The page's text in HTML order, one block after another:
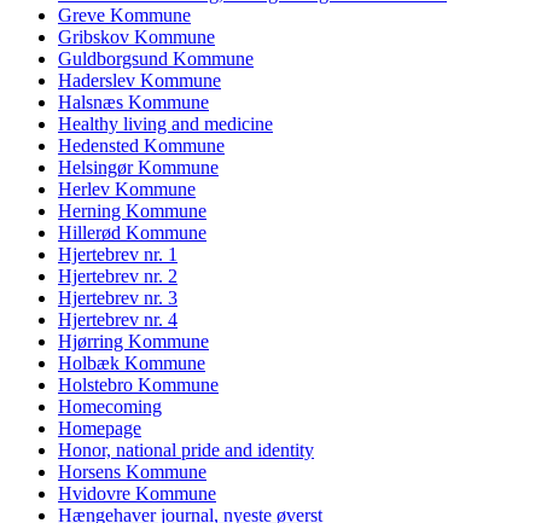
Greve Kommune
Gribskov Kommune
Guldborgsund Kommune
Haderslev Kommune
Halsnæs Kommune
Healthy living and medicine
Hedensted Kommune
Helsingør Kommune
Herlev Kommune
Herning Kommune
Hillerød Kommune
Hjertebrev nr. 1
Hjertebrev nr. 2
Hjertebrev nr. 3
Hjertebrev nr. 4
Hjørring Kommune
Holbæk Kommune
Holstebro Kommune
Homecoming
Homepage
Honor, national pride and identity
Horsens Kommune
Hvidovre Kommune
Hængehaver journal, nyeste øverst